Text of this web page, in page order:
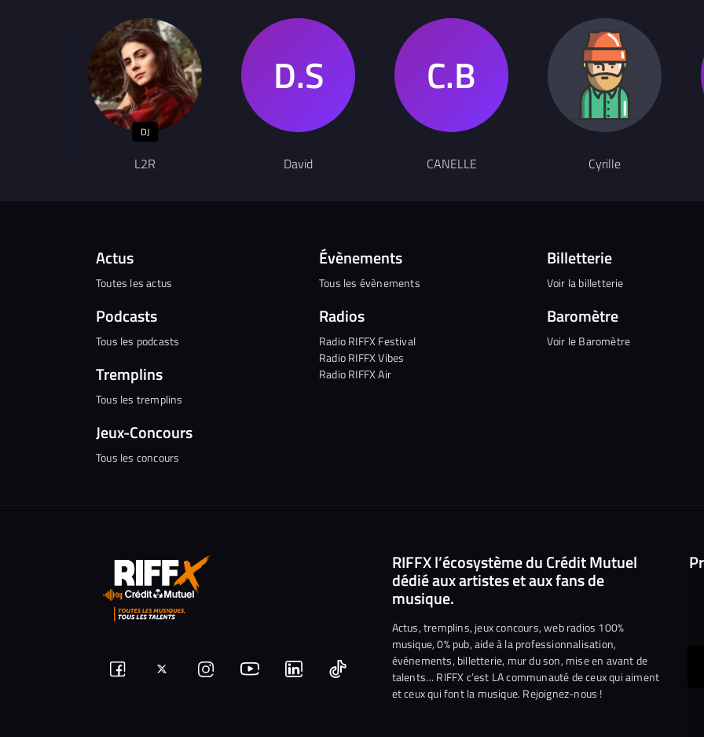
DJ
L2R David CANELLE Cyrille
Actus
Toutes les actus
Podcasts
Tous les podcasts
Tremplins
Tous les tremplins
Jeux-Concours
Tous les concours
Évènements
Tous les évènements
Radios
Radio RIFFX Festival
Radio RIFFX Vibes
Radio RIFFX Air
Billetterie
Voir la billetterie
Baromètre
Voir le Baromètre
Suivez-Suivez-Nous
NousNous Nous
RIFFX l’écosystème du Crédit Mutuel
dédié aux artistes et aux fans de
musique.
Actus, tremplins, jeux concours, web radios 100%
musique, 0% pub, aide à la professionnalisation,
événements, billetterie, mur du son, mise en avant de
talents… RIFFX c’est LA communauté de ceux qui aiment
et ceux qui font la musique. Rejoignez-nous !